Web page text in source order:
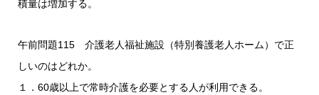
積量は増加する。
午前問題115 介護老人福祉施設（特別養護老人ホーム）で正
しいのはどれか。
１．60歳以上で常時介護を必要とする人が利用できる。